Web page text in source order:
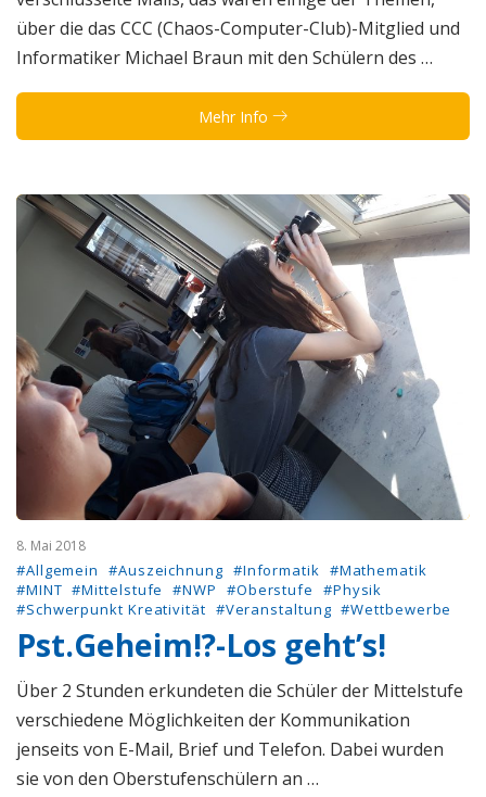
über die das CCC (Chaos-Computer-Club)-Mitglied und
Informatiker Michael Braun mit den Schülern des …
Mehr Info
8. Mai 2018
#Allgemein #Auszeichnung #Informatik #Mathematik
#MINT #Mittelstufe #NWP #Oberstufe
#Physik
#Schwerpunkt Kreativität #Veranstaltung #Wettbewerbe
Pst.Geheim!?-Los geht’s!
Über 2 Stunden erkundeten die Schüler der Mittelstufe
verschiedene Möglichkeiten der Kommunikation
jenseits von E-Mail, Brief und Telefon. Dabei wurden
sie von den Oberstufenschülern an …